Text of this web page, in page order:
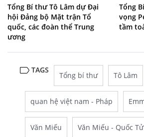
Tổng Bí thư Tô Lâm dự Đại
hội Đảng bộ Mặt trận Tổ
quốc, các đoàn thể Trung
ương
Tổng
vọng
tầm
TAGS
Tổng bí thư Tô Lâm
quan hệ việt nam - Pháp
Văn Miếu Văn Miếu - Quốc